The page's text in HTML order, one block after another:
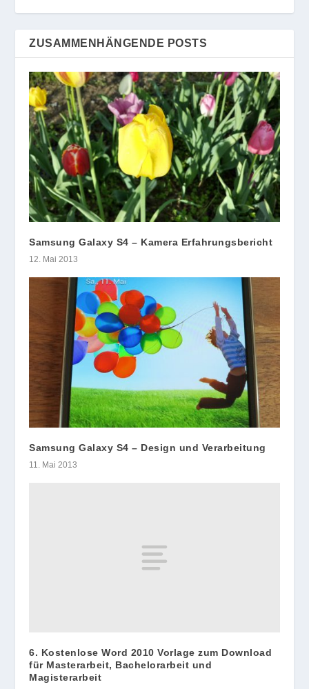
ZUSAMMENHÄNGENDE POSTS
Samsung Galaxy S4 – Kamera Erfahrungsbericht
12. Mai 2013
Samsung Galaxy S4 – Design und Verarbeitung
11. Mai 2013
6. Kostenlose Word 2010 Vorlage zum Download
für Masterarbeit, Bachelorarbeit und
Magisterarbeit